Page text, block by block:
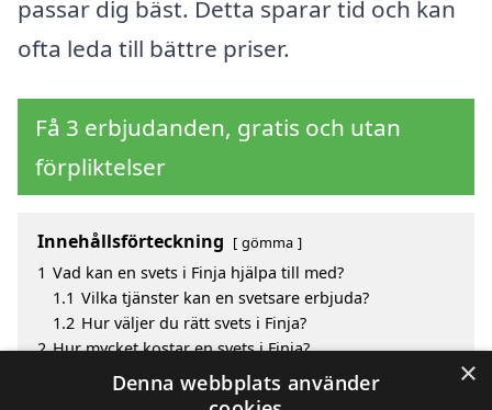
passar dig bäst. Detta sparar tid och kan
ofta leda till bättre priser.
Få 3 erbjudanden, gratis och utan
förpliktelser
Innehållsförteckning gömma
1 Vad kan en svets i Finja hjälpa till med?
1.1 Vilka tjänster kan en svetsare erbjuda?
1.2 Hur väljer du rätt svets i Finja?
2 Hur mycket kostar en svets i Finja?
Fördelar med att välja svets i Finja
Sök efter en skicklig svets i de omgivande städerna
×
Denna webbplats använder